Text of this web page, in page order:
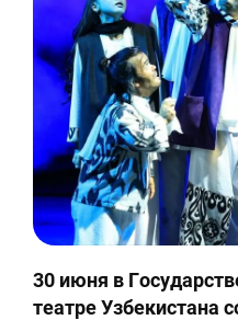
30 июня в
театре Узбекистана